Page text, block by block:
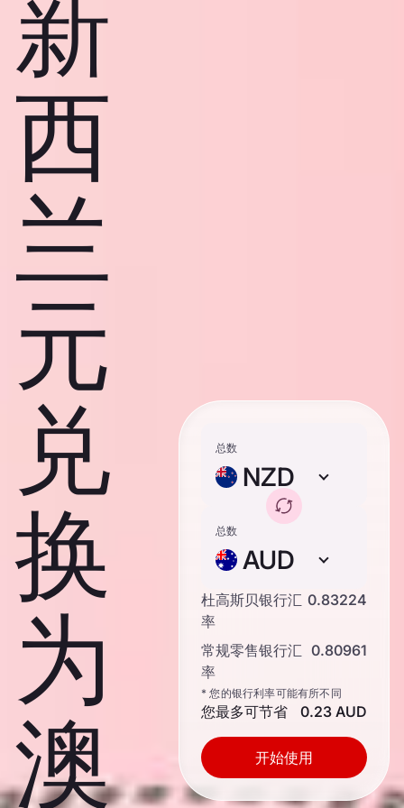
新
西
兰
元
兑
换
为
澳
总数
NZD
总数
AUD
杜高斯贝银行汇
率
0.83224
常规零售银行汇
率
0.80961
* 您的银行利率可能有所不同
您最多可节省 0.23 AUD
开始使用